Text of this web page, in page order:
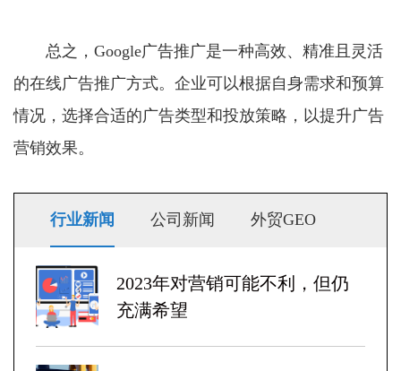
总之，Google广告推广是一种高效、精准且灵活
的在线广告推广方式。企业可以根据自身需求和预算
情况，选择合适的广告类型和投放策略，以提升广告
营销效果。
行业新闻 公司新闻 外贸GEO
2023年对营销可能不利，但仍
充满希望